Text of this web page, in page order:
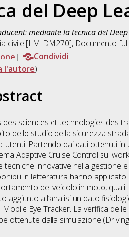
del Deep
mediante la tecnica del
civile [LM-DM270], Documento
Condividi
l'autore)
sciences et technologies des
dello studio della sicurezza
utenti. Partendo dai dati ottenuti
Adaptive Cruise Control sul
innovative nella gestione
in letteratura hanno
del veicolo in moto, quali
aggiunto all’analisi un dato
Eye Tracker. La verifica
ottenute dalla simulazione